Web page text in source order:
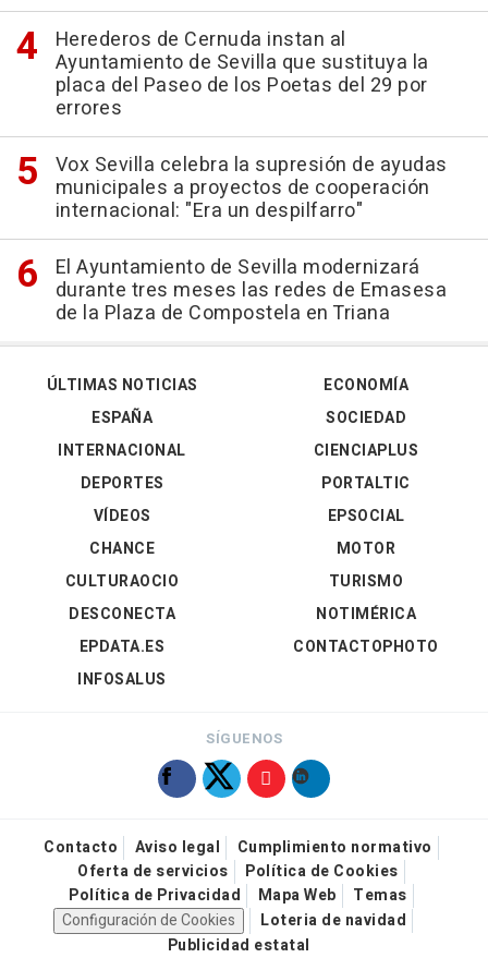
Herederos de Cernuda instan al
Ayuntamiento de Sevilla que sustituya la
placa del Paseo de los Poetas del 29 por
errores
Vox Sevilla celebra la supresión de ayudas
municipales a proyectos de cooperación
internacional: "Era un despilfarro"
El Ayuntamiento de Sevilla modernizará
durante tres meses las redes de Emasesa
de la Plaza de Compostela en Triana
ÚLTIMAS NOTICIAS
ESPAÑA
INTERNACIONAL
DEPORTES
VÍDEOS
ECONOMÍA
SOCIEDAD
CIENCIAPLUS
PORTALTIC
EPSOCIAL
CHANCE
CULTURAOCIO
DESCONECTA
EPDATA.ES
INFOSALUS
MOTOR
TURISMO
NOTIMÉRICA
CONTACTOPHOTO
SÍGUENOS
Contacto Aviso legal
Cumplimiento normativo
Oferta de servicios
Política de Cookies
Política de Privacidad
Mapa Web
Temas
Configuración de Cookies
Loteria de navidad
Publicidad estatal